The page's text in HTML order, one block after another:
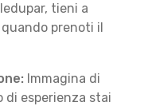
tieni a
prenoti il
Immagina di
di esperienza stai